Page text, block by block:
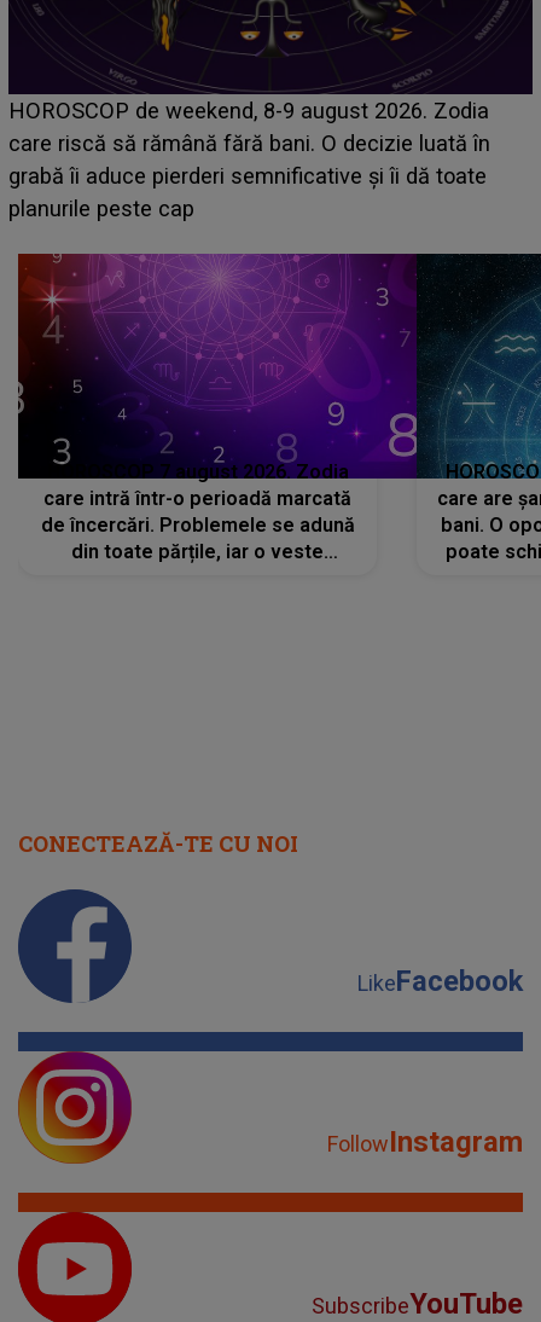
Emanuel a ținut ACEST DETALIU ASCUNS până
acum! În fața Alexandrei, concurentul din Casa Iubirii
face o MĂRTURISIRE NEAȘTEPTATĂ despre mama
sa: "I-am spus și ei în față, eu nu te iubesc pentru
HOROSCOP 7 august 2026. Zodia
care intră într-o perioadă marcată
de încercări. Problemele se adună
din toate părțile, iar o veste
care are
bani. O
poate
CONECTEAZĂ-TE CU NOI
LikeFacebook
FollowInstagram
SubscribeYouTube